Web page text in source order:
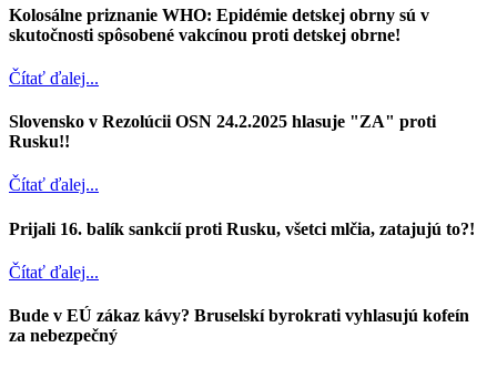
Kolosálne priznanie WHO: Epidémie detskej obrny sú v
skutočnosti spôsobené vakcínou proti detskej obrne!
Čítať ďalej...
Slovensko v Rezolúcii OSN 24.2.2025 hlasuje "ZA" proti
Rusku!!
Čítať ďalej...
Prijali 16. balík sankcií proti Rusku, všetci mlčia, zatajujú to?!
Čítať ďalej...
Bude v EÚ zákaz kávy? Bruselskí byrokrati vyhlasujú kofeín
za nebezpečný